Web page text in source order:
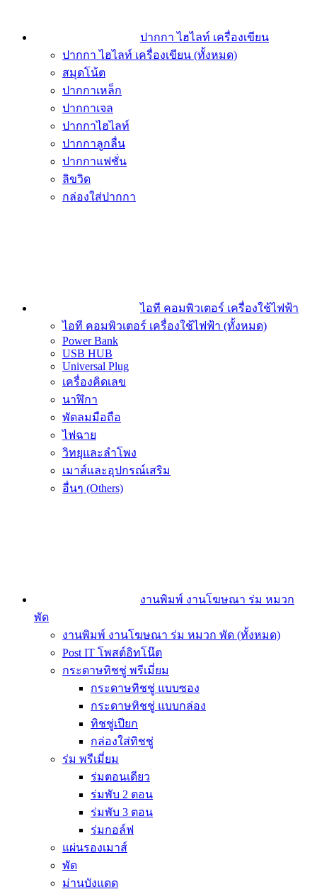
ปากกา ไฮไลท์ เครื่องเขียน
ปากกา ไฮไลท์ เครื่องเขียน (ทั้งหมด)
สมุดโน้ต
ปากกาเหล็ก
ปากกาเจล
ปากกาไฮไลท์
ปากกาลูกลื่น
ปากกาแฟชั่น
ลิขวิด
กล่องใส่ปากกา
ไอที คอมพิวเตอร์ เครื่องใช้ไฟฟ้า
ไอที คอมพิวเตอร์ เครื่องใช้ไฟฟ้า (ทั้งหมด)
Power Bank
USB HUB
Universal Plug
เครื่องคิดเลข
นาฬิกา
พัดลมมือถือ
ไฟฉาย
วิทยุและลำโพง
เมาส์และอุปกรณ์เสริม
อื่นๆ (Others)
งานพิมพ์ งานโฆษณา ร่ม หมวก
พัด
งานพิมพ์ งานโฆษณา ร่ม หมวก พัด (ทั้งหมด)
Post IT โพสต์อิทโน๊ต
กระดาษทิชชู่ พรีเมี่ยม
กระดาษทิชชู่ แบบซอง
กระดาษทิชชู่ แบบกล่อง
ทิชชู่เปียก
กล่องใส่ทิชชู่
ร่ม พรีเมี่ยม
ร่มตอนเดียว
ร่มพับ 2 ตอน
ร่มพับ 3 ตอน
ร่มกอล์ฟ
แผ่นรองเมาส์
พัด
ม่านบังแดด